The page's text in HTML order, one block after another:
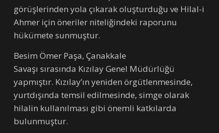
görüşlerinden yola çıkarak oluşturduğu ve Hilal-i
Ahmer için öneriler niteliğindeki raporunu
hükümete sunmuştur.
Besim Ömer Paşa, Çanakkale
Savaşı sırasında Kızılay Genel Müdürlüğü
yapmıştır. Kızılay’ın yeniden örgütlenmesinde,
yurtdışında temsil edilmesinde, simge olarak
hilalin kullanılması gibi önemli katkılarda
bulunmuştur.